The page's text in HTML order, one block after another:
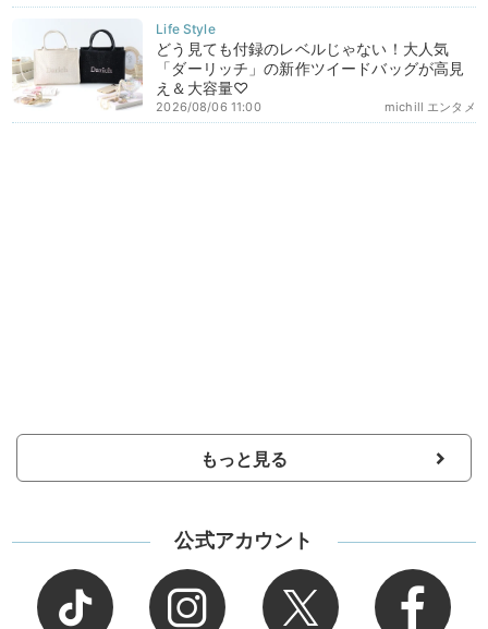
どう見ても付録のレベルじゃない！大人気
「ダーリッチ」の新作ツイードバッグが高見
え＆大容量♡
michill エンタメ
2026/08/06 11:00
もっと見る
公式アカウント